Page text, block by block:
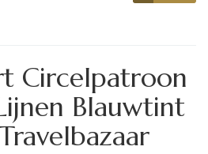
Circelpatroon
Blauwtint